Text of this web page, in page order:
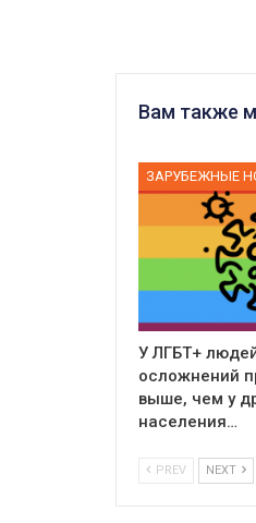
Вам также
У ЛГБТ+
осложнений
выше, чем у
населения…
PREV NEXT